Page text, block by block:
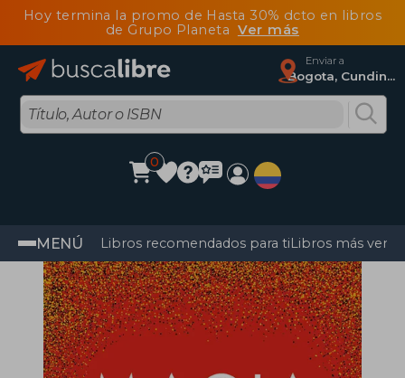
Hoy termina la promo de Hasta 30% dcto en libros
de Grupo Planeta Ver más
Enviar a
Bogota, Cundinamarca
0
MENÚ Libros recomendados para tiLibros más